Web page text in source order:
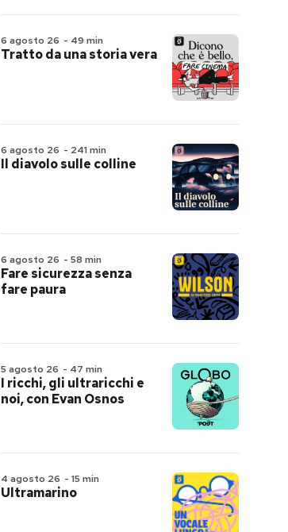
6 agosto 26 - 49 min
Tratto da una storia vera
6 agosto 26 - 241 min
Il diavolo sulle colline
6 agosto 26 - 58 min
Fare sicurezza senza
fare paura
5 agosto 26 - 47 min
I ricchi, gli ultraricchi e
noi, con Evan Osnos
4 agosto 26 - 15 min
Ultramarino